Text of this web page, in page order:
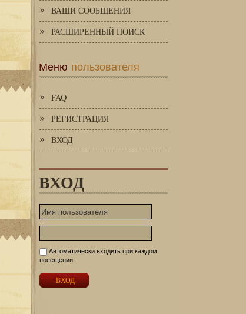
ВАШИ СООБЩЕНИЯ
РАСШИРЕННЫЙ ПОИСК
Меню пользователя
FAQ
РЕГИСТРАЦИЯ
ВХОД
ВХОД
Автоматически входить при каждом
посещении